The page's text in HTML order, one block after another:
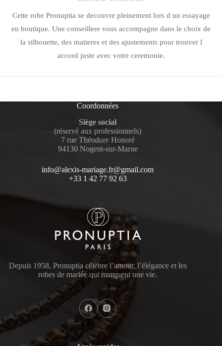
Cette robe Pronuptia se decouvre pleinement lors d un essayage
en boutique. Une conseillere vous accompagne dans le choix de
la silhouette, des matieres et des ajustements pour trouver l
accord juste avec votre ceremonie.
Coordonnées
Siège social
(réservé aux professionnels)
7 rue Théodore Honoré
94130 Nogent-sur-Marne
info@alexis-mariage.fr@gmail.com
+33 1 42 77 92 63
Depuis 1958, Pronuptia célèbre l’amour, l’élégance et les
robes de mariée qui marquent une vie.